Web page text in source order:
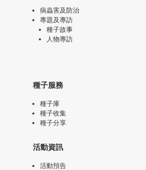
病蟲害及防治
專題及專訪
種子故事
人物專訪
種子服務
種子庫
種子收集
種子分享
活動資訊
活動預告